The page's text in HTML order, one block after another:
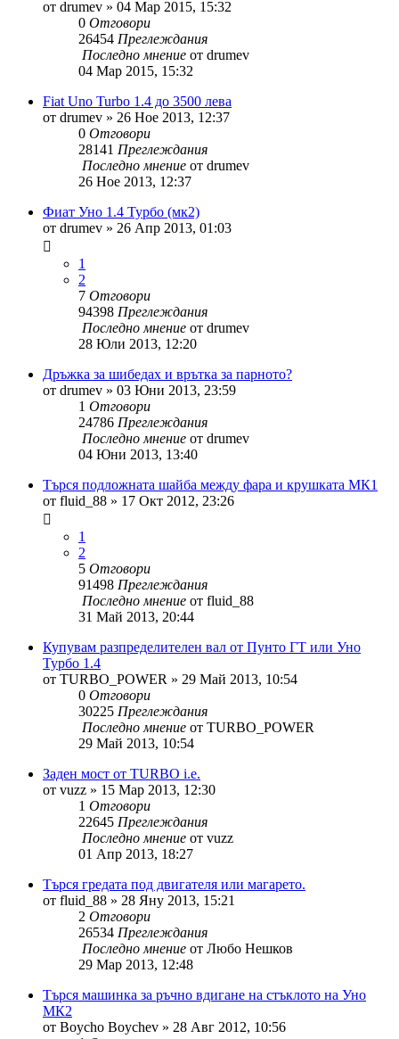
от drumev » 04 Мар 2015, 15:32
0 Отговори
26454 Преглеждания
Последно мнение от drumev
04 Мар 2015, 15:32
Fiat Uno Turbo 1.4 до 3500 лева
от drumev » 26 Ное 2013, 12:37
0 Отговори
28141 Преглеждания
Последно мнение от drumev
26 Ное 2013, 12:37
Фиат Уно 1.4 Турбо (мк2)
от drumev » 26 Апр 2013, 01:03
1
2
7 Отговори
94398 Преглеждания
Последно мнение от drumev
28 Юли 2013, 12:20
Дръжка за шибедах и врътка за парното?
от drumev » 03 Юни 2013, 23:59
1 Отговори
24786 Преглеждания
Последно мнение от drumev
04 Юни 2013, 13:40
Търся подложната шайба между фара и крушката МК1
от fluid_88 » 17 Окт 2012, 23:26
1
2
5 Отговори
91498 Преглеждания
Последно мнение от fluid_88
31 Май 2013, 20:44
Купувам разпределителен вал от Пунто ГТ или Уно
Турбо 1.4
от TURBO_POWER » 29 Май 2013, 10:54
0 Отговори
30225 Преглеждания
Последно мнение от TURBO_POWER
29 Май 2013, 10:54
Заден мост от TURBO i.e.
от vuzz » 15 Мар 2013, 12:30
1 Отговори
22645 Преглеждания
Последно мнение от vuzz
01 Апр 2013, 18:27
Търся гредата под двигателя или магарето.
от fluid_88 » 28 Яну 2013, 15:21
2 Отговори
26534 Преглеждания
Последно мнение от Любо Нешков
29 Мар 2013, 12:48
Търся машинка за ръчно вдигане на стъклото на Уно
МК2
от Boycho Boychev » 28 Авг 2012, 10:56